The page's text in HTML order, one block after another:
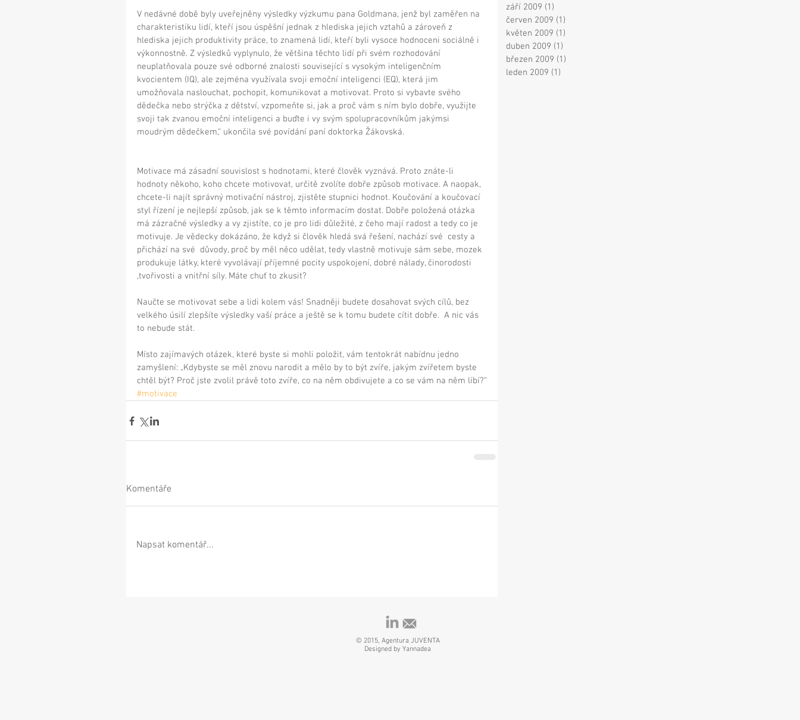
V nedávné době byly uveřejněny výsledky výzkumu pana Goldmana, jenž byl zaměřen na
charakteristiku lidí, kteří jsou úspěšní jednak z hlediska jejich vztahů a zároveň z
hlediska jejich produktivity práce, to znamená lidí, kteří byli vysoce hodnoceni sociálně i
výkonnostně. Z výsledků vyplynulo, že většina těchto lidí při svém rozhodování
neuplatňovala pouze své odborné znalosti související s vysokým inteligenčním
kvocientem (IQ), ale zejména využívala svoji emoční inteligenci (EQ), která jim
umožňovala naslouchat, pochopit, komunikovat a motivovat. Proto si vybavte svého
dědečka nebo strýčka z dětství, vzpomeňte si, jak a proč vám s ním bylo dobře, využijte
svoji tak zvanou emoční inteligenci a buďte i vy svým spolupracovníkům jakýmsi
moudrým dědečkem,“ ukončila své povídání paní doktorka Žákovská.
Motivace má zásadní souvislost s hodnotami, které člověk vyznává. Proto znáte-li
hodnoty někoho, koho chcete motivovat, určitě zvolíte dobře způsob motivace. A naopak,
chcete-li najít správný motivační nástroj, zjistěte stupnici hodnot. Koučování a koučovací
styl řízení je nejlepší způsob, jak se k těmto informacím dostat. Dobře položená otázka
má zázračné výsledky a vy zjistíte, co je pro lidi důležité, z čeho mají radost a tedy co je
motivuje. Je vědecky dokázáno, že když si člověk hledá svá řešení, nachází své  cesty a
přichází na své  důvody, proč by měl něco udělat, tedy vlastně motivuje sám sebe, mozek
produkuje látky, které vyvolávají příjemné pocity uspokojení, dobré nálady, činorodosti
,tvořivosti a vnitřní síly. Máte chuť to zkusit?
Naučte se motivovat sebe a lidi kolem vás! Snadněji budete dosahovat svých cílů, bez
velkého úsilí zlepšíte výsledky vaší práce a ještě se k tomu budete cítit dobře.  A nic vás
to nebude stát.
Místo zajímavých otázek, které byste si mohli položit, vám tentokrát nabídnu jedno
zamyšlení: „Kdybyste se měl znovu narodit a mělo by to být zvíře, jakým zvířetem byste
chtěl být? Proč jste zvolil právě toto zvíře, co na něm obdivujete a co se vám na něm líbí?“
#motivace
Komentáře
Napsat komentář...
září 2009 (1)
červen 2009 (1)
květen 2009 (1)
duben 2009 (1)
březen 2009 (1)
leden 2009 (1)
© 2015, Agentura JUVENTA
Designed by Yannadea